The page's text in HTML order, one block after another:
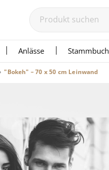
Anlässe Stammbuch
"Bokeh" – 70 x 50 cm Leinwand